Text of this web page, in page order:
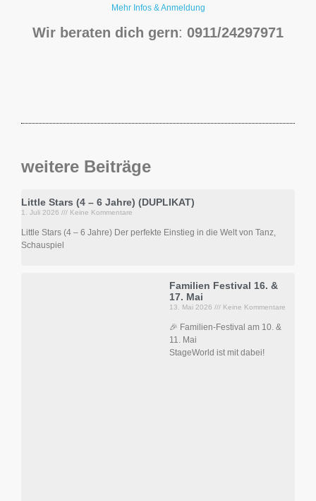
Mehr Infos & Anmeldung
Wir beraten dich gern: 0911/24297971
weitere Beiträge
Little Stars (4 – 6 Jahre) (DUPLIKAT)
1. Juli 2026 Keine Kommentare
Little Stars (4 – 6 Jahre) Der perfekte Einstieg in die Welt von Tanz,
Schauspiel
Familien Festival 16. &
17. Mai
13. Mai 2026 Keine Kommentare
🎉 Familien-Festival am 10. &
11. Mai
StageWorld ist mit dabei!